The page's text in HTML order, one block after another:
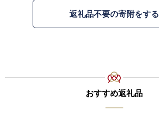
返礼品不要の寄附をする
おすすめ返礼品